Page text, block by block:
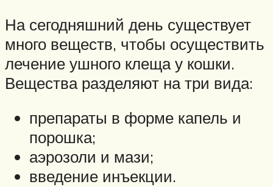
На сегодняшний день существует
много веществ, чтобы осуществить
лечение ушного клеща у кошки.
Вещества разделяют на три вида:
препараты в форме капель и
порошка;
аэрозоли и мази;
введение инъекции.